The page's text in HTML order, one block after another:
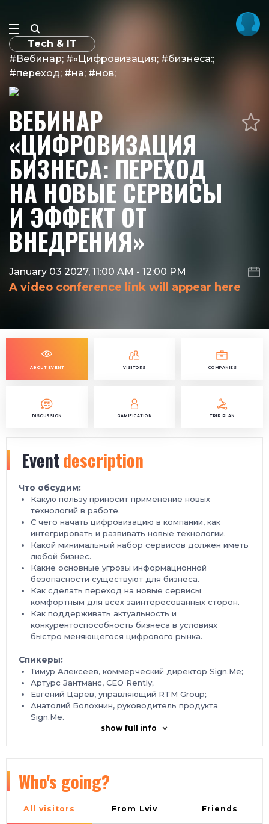
Tech & IT
#Вебинар; #«Цифровизация; #бизнеса:;
#переход; #на; #нов;
ВЕБИНАР
«ЦИФРОВИЗАЦИЯ
БИЗНЕСА: ПЕРЕХОД
НА НОВЫЕ СЕРВИСЫ
И ЭФФЕКТ ОТ
ВНЕДРЕНИЯ»
January 03 2027, 11:00 AM - 12:00 PM
A video conference link will appear here
ABOUT EVENT VISITORS COMPANIES
DISCUSSION GAMIFICATION TRIP PLAN
Eventdescription
Что обсудим:
Какую пользу приносит применение новых
технологий в работе.
С чего начать цифровизацию в компании, как
интегрировать и развивать новые технологии.
Какой минимальный набор сервисов должен иметь
любой бизнес.
Какие основные угрозы информационной
безопасности существуют для бизнеса.
Как сделать переход на новые сервисы
комфортным для всех заинтересованных сторон.
Как поддерживать актуальность и
конкурентоспособность бизнеса в условиях
быстро меняющегося цифрового рынка.
Спикеры:
Тимур Алексеев, коммерческий директор Sign.Me;
Артурс Зантманс, CEO Rently;
Евгений Царев, управляющий RTM Group;
Анатолий Болохнин, руководитель продукта
Sign.Me.
show full info
Who's going?
All visitors From Lviv Friends